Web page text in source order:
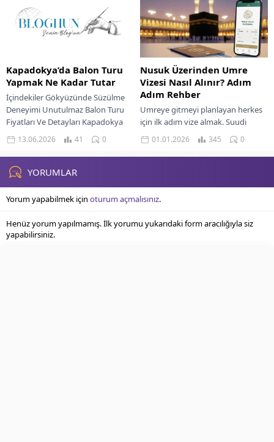
Kapadokya’da Balon Turu
Yapmak Ne Kadar Tutar
İçindekiler Gökyüzünde Süzülme
Deneyimi Unutulmaz Balon Turu
Fiyatları Ve Detayları Kapadokya
Mutfağının Lezzetli Durakları
Kapadokya’da Rüya Gibi
Konaklama Seçenekleri
Kapadokya’ya...
13.06.2026 41 0
Nusuk Üzerinden Umre
Vizesi Nasıl Alınır? Adım
Adım Rehber
Umreye gitmeyi planlayan herkes
için ilk adım vize almak. Suudi
Arabistan Hac ve Umre Bakanlığı
tarafından kullanılan Nusuk
platformu, umre...
01.01.2026 345 0
YORUMLAR
Yorum yapabilmek için oturum açmalısınız.
Henüz yorum yapılmamış. İlk yorumu yukarıdaki form aracılığıyla siz
yapabilirsiniz.